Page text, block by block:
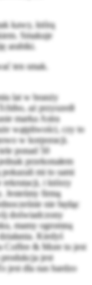
kawy, którą
Smakuje
arabiki.
ten smak.
lat w branży
aż przyszedł
marka Astra
wątpliwości, czy to
w korporacji.
ponad 50
przekonałem
pokazali mi to sami
rekrutacji, i którzy
Jesteśmy firmą
nie będąc
doświadczony
mamy ogromną
Kiedyś
Coffee & More to jest
jest
jest dla nas bardzo